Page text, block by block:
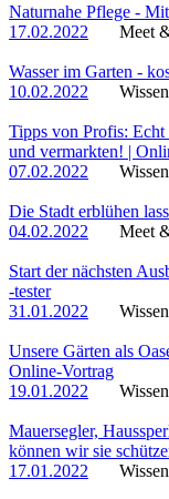
Naturnahe Pflege -
17.02.2022
Meet
Wasser im Garten -
10.02.2022
Wissen
Tipps von Profis:
und vermarkten! |
07.02.2022
Wissen
Die Stadt erblühen
04.02.2022
Meet
Start der nächsten
-tester
31.01.2022
Wissen
Unsere Gärten als
Online-Vortrag
19.01.2022
Wissen
Mauersegler,
können wir sie
17.01.2022
Wissen